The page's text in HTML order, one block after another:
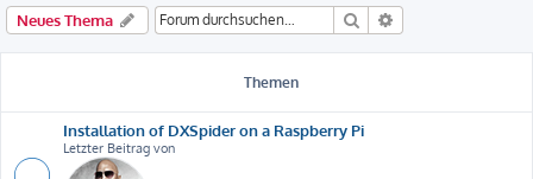
Neues Thema Suche
Themen
Installation of DXSpider on a Raspberry Pi
Letzter Beitrag von